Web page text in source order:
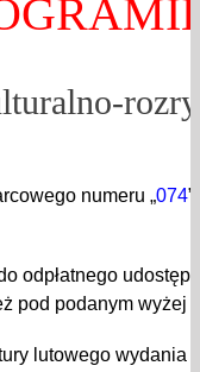
numeru „074
odpłatnego
pod podanym wyżej
lutowego wydania